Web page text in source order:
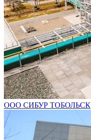
ООО СИБУР ТОБОЛЬСК